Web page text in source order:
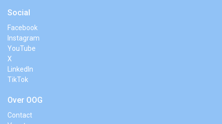
Social
Facebook
Instagram
YouTube
X
LinkedIn
TikTok
Over OOG
Contact